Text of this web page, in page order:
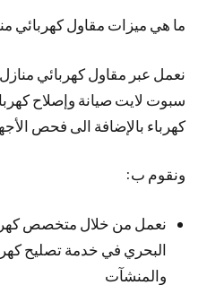
ما هي ميزات مقاول كهربائي
نعمل عبر مقاول كهربائي
سبوت لايت صيانة وإصلاح
كهرباء بالإضافة الى فحص
ونقوم ب:
نعمل من خلال متخصص
البحري في خدمة تصليح
والمنشآت